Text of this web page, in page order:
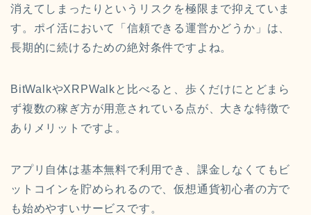
消えてしまったりというリスクを極限まで抑えていま
す。ポイ活において「信頼できる運営かどうか」は、
長期的に続けるための絶対条件ですよね。
BitWalkやXRPWalkと比べると、歩くだけにとどまら
ず複数の稼ぎ方が用意されている点が、大きな特徴で
ありメリットですよ。
アプリ自体は基本無料で利用でき、課金しなくてもビ
ットコインを貯められるので、仮想通貨初心者の方で
も始めやすいサービスです。